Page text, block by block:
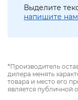
Выделите
напишите
*Производитель
дилера менять
товара и место его
является публичной